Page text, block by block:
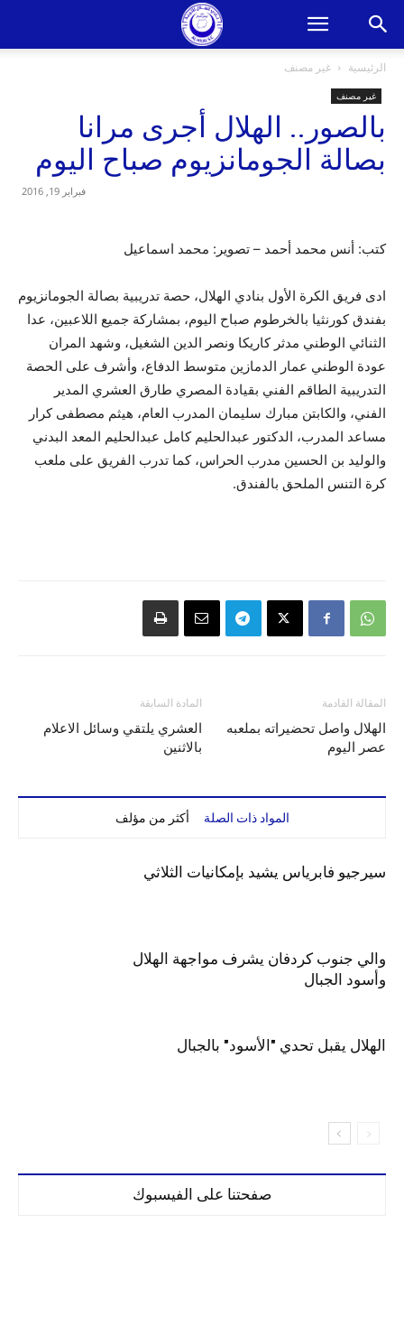
الرئيسية غير مصنف
غير مصنف
بالصور.. الهلال أجرى مرانا
بصالة الجومانزيوم صباح اليوم
فبراير 19, 2016
كتب: أنس محمد أحمد – تصوير: محمد اسماعيل
ادى فريق الكرة الأول بنادي الهلال، حصة تدريبية بصالة الجومانزيوم
بفندق كورنثيا بالخرطوم صباح اليوم، بمشاركة جميع اللاعبين، عدا
الثنائي الوطني مدثر كاريكا ونصر الدين الشغيل، وشهد المران
عودة الوطني عمار الدمازين متوسط الدفاع، وأشرف على الحصة
التدريبية الطاقم الفني بقيادة المصري طارق العشري المدير
الفني، والكابتن مبارك سليمان المدرب العام، هيثم مصطفى كرار
مساعد المدرب، الدكتور عبدالحليم كامل عبدالحليم المعد البدني
والوليد بن الحسين مدرب الحراس، كما تدرب الفريق على ملعب
كرة التنس الملحق بالفندق.
المادة السابقة
العشري يلتقي وسائل الاعلام
بالاثنين
المقالة القادمة
الهلال واصل تحضيراته بملعبه
عصر اليوم
المواد ذات الصلة أكثر من مؤلف
سيرجيو فابرياس يشيد بإمكانيات الثلاثي
والي جنوب كردفان يشرف مواجهة الهلال
وأسود الجبال
الهلال يقبل تحدي "الأسود" بالجبال
صفحتنا على الفيسبوك